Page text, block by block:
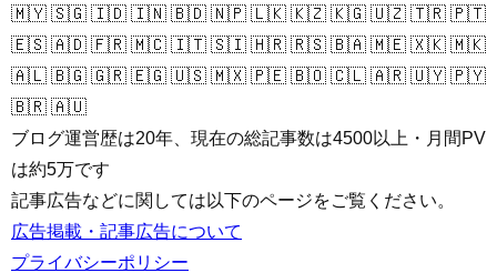
🇲🇾 🇸🇬 🇮🇩 🇮🇳 🇧🇩 🇳🇵 🇱🇰 🇰🇿 🇰🇬 🇺🇿 🇹🇷 🇵🇹
🇪🇸 🇦🇩 🇫🇷 🇲🇨 🇮🇹 🇸🇮 🇭🇷 🇷🇸 🇧🇦 🇲🇪 🇽🇰 🇲🇰
🇦🇱 🇧🇬 🇬🇷 🇪🇬 🇺🇸 🇲🇽 🇵🇪 🇧🇴 🇨🇱 🇦🇷 🇺🇾 🇵🇾
🇧🇷 🇦🇺
ブログ運営歴は20年、現在の総記事数は4500以上・月間PV
は約5万です
記事広告などに関しては以下のページをご覧ください。
広告掲載・記事広告について
プライバシーポリシー